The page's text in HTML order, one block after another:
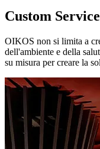
Custom Service
OIKOS non si limita a
dell'ambiente e della
su misura per creare la